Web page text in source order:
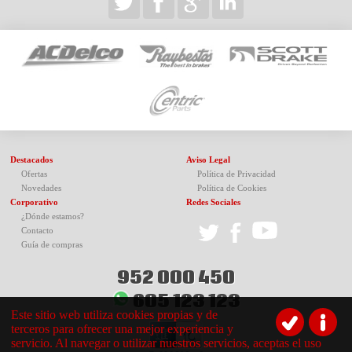
Destacados
Ofertas
Novedades
Corporativo
¿Dónde estamos?
Contacto
Guía de compras
Aviso Legal
Política de Privacidad
Política de Cookies
Redes Sociales
952 000 450
605 123 123
Este sitio web utiliza cookies propias y de
terceros para ofrecer una mejor experiencia y
servicio. Al navegar o utilizar nuestros servicios, aceptas el uso